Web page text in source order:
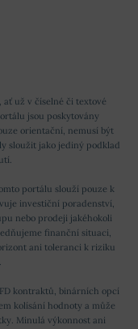
ať už v číselné či textové
jsou poskytovány
orientační, nemusí být
sloužit jako jediný podklad
portálu slouží pouze k
investiční poradenství,
nebo prodeji jakéhokoli
finanční situaci,
ani toleranci k riziku
kontraktů, binárních opcí
kolísání hodnoty a může
Minulá výkonnost ani